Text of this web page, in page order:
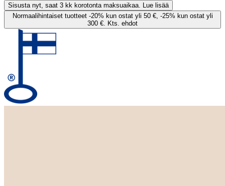
Sisusta nyt, saat 3 kk korotonta maksuaikaa. Lue lisää
Normaalihintaiset tuotteet -20% kun ostat yli 50 €, -25% kun ostat yli
300 €. Kts. ehdot